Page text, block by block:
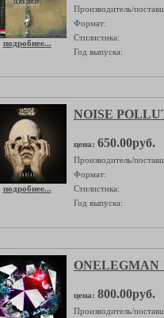
подробнее...
Производитель/
Формат:
Стилистика:
Год выпуска:
подробнее...
NOISE
цена: 650.00руб.
Производитель/
Формат:
Стилистика:
Год выпуска:
ONELEGMAN
цена: 800.00руб.
Производитель/